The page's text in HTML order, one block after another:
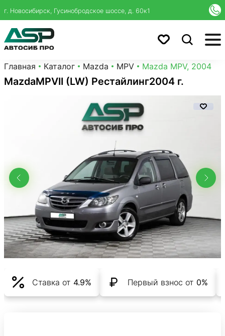
г. Новосибирск, Гусинобродское шоссе, д. 60к1
Главная Каталог Mazda MPV Mazda MPV, 2004
MazdaMPVII (LW) Рестайлинг2004 г.
Ставка от 4.9% Первый взнос от 0%